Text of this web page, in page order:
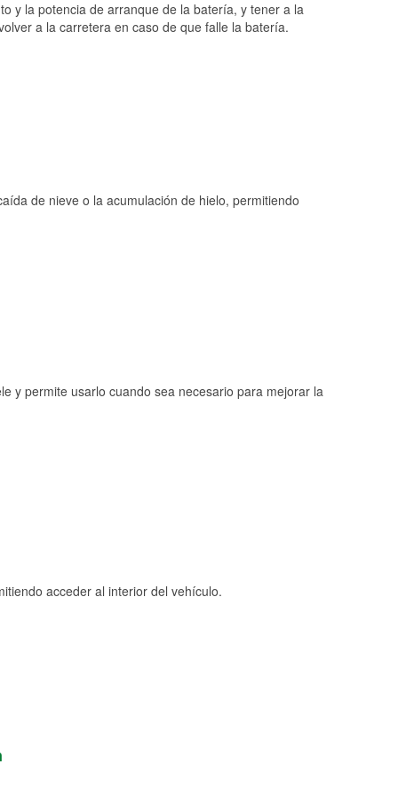
y la potencia de arranque de la batería, y tener a la
a la carretera en caso de que falle la batería.
de nieve o la acumulación de hielo, permitiendo
y permite usarlo cuando sea necesario para mejorar la
acceder al interior del vehículo.